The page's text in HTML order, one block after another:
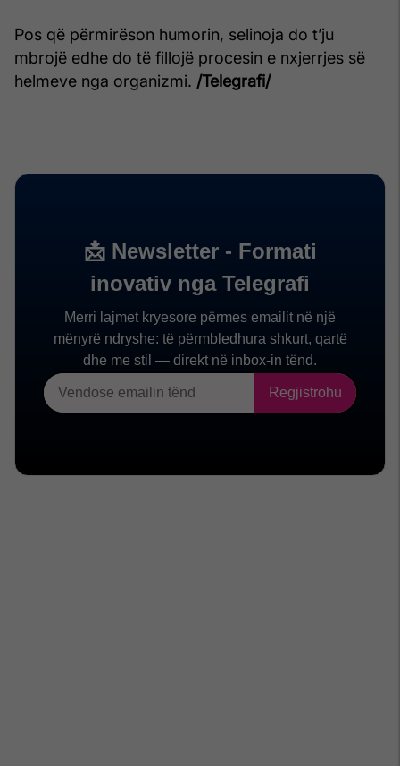
Pos që përmirëson humorin, selinoja do t’ju
mbrojë edhe do të fillojë procesin e nxjerrjes së
helmeve nga organizmi. /Telegrafi/